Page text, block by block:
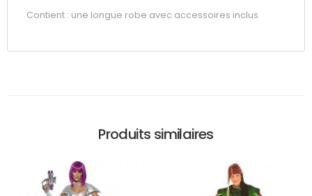
Contient : une longue robe avec accessoires inclus
Produits similaires